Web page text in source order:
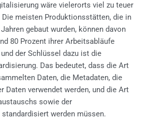
wäre vielerorts viel zu teuer
Die meisten Produktionsstätten, die in
gebaut wurden, können davon
80 Prozent ihrer Arbeitsabläufe
der Schlüssel dazu ist die
Das bedeutet, dass die Art
Daten, die Metadaten, die
Daten verwendet werden, und die Art
sowie der
werden müssen.